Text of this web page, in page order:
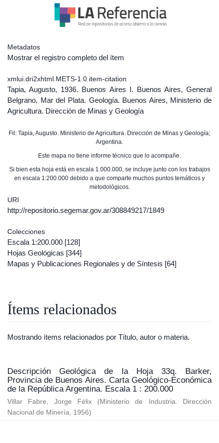
Metadatos
Mostrar el registro completo del ítem
xmlui.dri2xhtml.METS-1.0.item-citation
Tapia, Augusto, 1936. Buenos Aires I. Buenos Aires, General
Belgrano, Mar del Plata. Geología. Buenos Aires, Ministerio de
Agricultura. Dirección de Minas y Geología
Fil: Tapia, Augusto. Ministerio de Agricultura. Dirección de Minas y Geología;
Argentina.
Este mapa no tiene informe técnico que lo acompañe.
Si bien esta hoja está en escala 1.000.000, se incluye junto con los trabajos
en escala 1:200.000 debido a que comparte muchos puntos temáticos y
metodológicos.
URI
http://repositorio.segemar.gov.ar/308849217/1849
Colecciones
Escala 1:200.000 [128]
Hojas Geológicas [344]
Mapas y Publicaciones Regionales y de Síntesis [64]
Ítems relacionados
Mostrando ítems relacionados por Título, autor o materia.
Descripción Geológica de la Hoja 33q. Barker,
Provincia de Buenos Aires. Carta Geológico-Económica
de la República Argentina. Escala 1 : 200.000
Villar Fabre, Jorge Félix (Ministerio de Industria. Dirección
Nacional de Minería, 1956)